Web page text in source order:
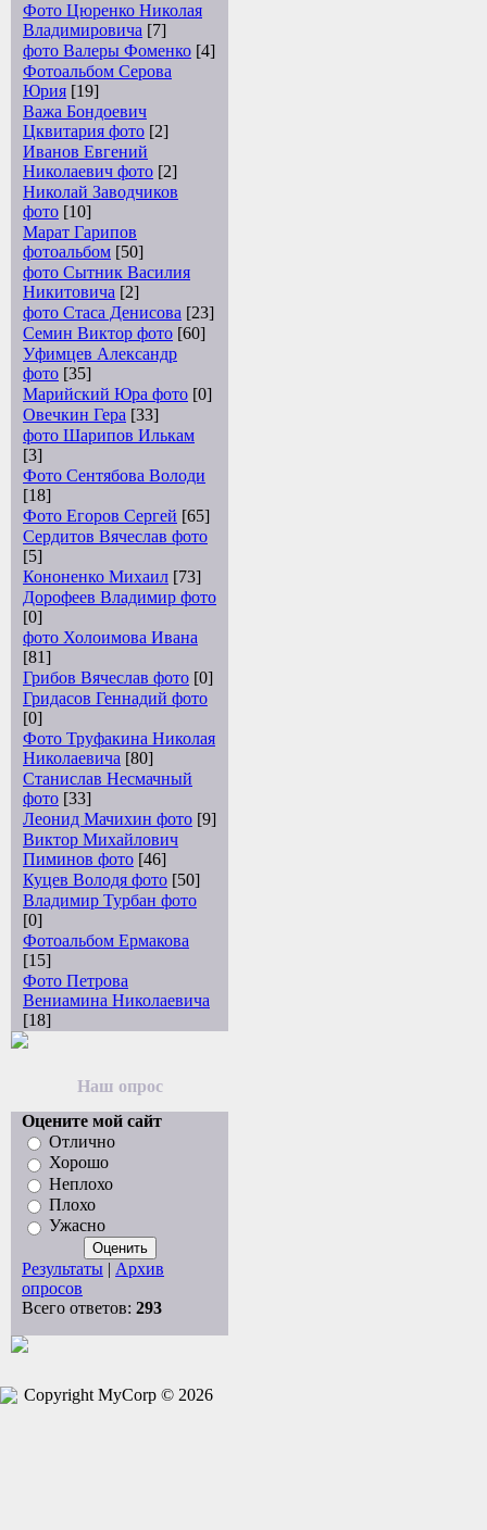
Фото Цюренко Николая
Владимировича [7]
фото Валеры Фоменко [4]
Фотоальбом Серова
Юрия [19]
Важа Бондоевич
Цквитария фото [2]
Иванов Евгений
Николаевич фото [2]
Николай Заводчиков
фото [10]
Марат Гарипов
фотоальбом [50]
фото Сытник Василия
Никитовича [2]
фото Стаса Денисова [23]
Семин Виктор фото [60]
Уфимцев Александр
фото [35]
Марийский Юра фото [0]
Овечкин Гера [33]
фото Шарипов Илькам
[3]
Фото Сентябова Володи
[18]
Фото Егоров Сергей [65]
Сердитов Вячеслав фото
[5]
Кононенко Михаил [73]
Дорофеев Владимир фото
[0]
фото Холоимова Ивана
[81]
Грибов Вячеслав фото [0]
Гридасов Геннадий фото
[0]
Фото Труфакина Николая
Николаевича [80]
Станислав Несмачный
фото [33]
Леонид Мачихин фото [9]
Виктор Михайлович
Пиминов фото [46]
Куцев Володя фото [50]
Владимир Турбан фото
[0]
Фотоальбом Ермакова
[15]
Фото Петрова
Вениамина Николаевича
[18]
Наш опрос
Оцените мой сайт
Отлично
Хорошо
Неплохо
Плохо
Ужасно
Результаты | Архив
опросов
Всего ответов: 293
Copyright MyCorp © 2026